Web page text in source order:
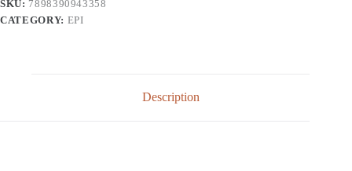
SKU: 7898390943358
CATEGORY: EPI
Description